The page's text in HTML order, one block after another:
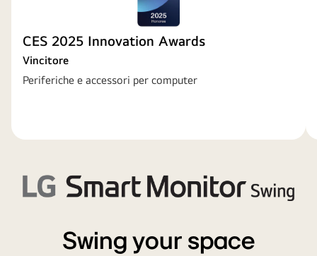
CES 2025 Innovation Awards
Vincitore
Periferiche e accessori per computer
Swing your space